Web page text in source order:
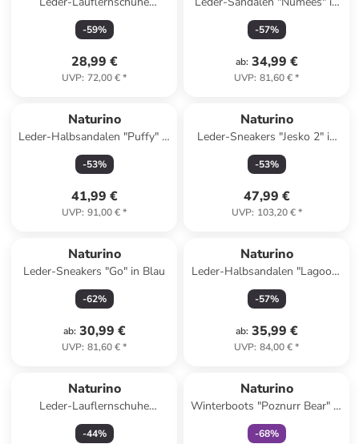
"Cocoon" in Blau
-59%
28,99 €
UVP: 72,00 €*
Beige
-57%
ab: 34,99 €
UVP: 81,60 €*
Naturino
Leder-Halbsandalen "Puffy" in
Rosa
-53%
41,99 €
UVP: 91,00 €*
Naturino
Leder-Sneakers "Jesko 2" in
Bunt
-53%
47,99 €
UVP: 103,20 €*
Naturino
Leder-Sneakers "Go" in Blau
-62%
ab: 30,99 €
UVP: 81,60 €*
Naturino
Leder-Halbsandalen "Lagoon"
in Rosa
-57%
ab: 35,99 €
UVP: 84,00 €*
Naturino
Leder-Lauflernschuhe
"Cocoon" in Türkis
-44%
Naturino
Winterboots "Poznurr Bear" in
Dunkelblau
-68%